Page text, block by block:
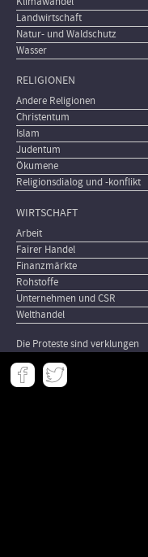
Landwirtschaft
Natur- und Waldschutz
Wasser
RELIGIONEN
Andere Religionen
Christentum
Islam
Judentum
Ökumene
Religionsdialog und -konflikt
WIRTSCHAFT
Arbeit
Fairer Handel
Finanzmärkte
Rohstoffe
Unternehmen und CSR
Welthandel
Die Proteste sind verklungen
Meta
-